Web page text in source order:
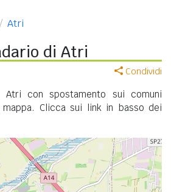
Atri
di Atri
Condividi
Atri con spostamento sui comuni
Clicca sui link in basso dei